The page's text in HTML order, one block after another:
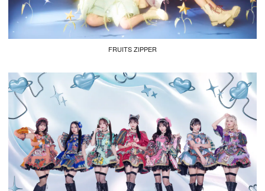
FRUITS ZIPPER